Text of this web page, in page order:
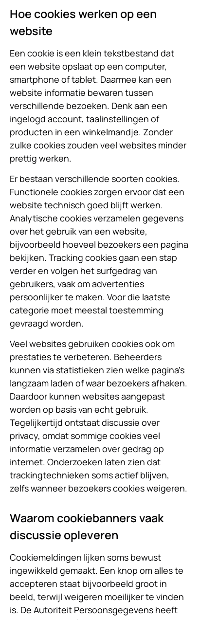
Hoe cookies werken op een
website
Een cookie is een klein tekstbestand dat
een website opslaat op een computer,
smartphone of tablet. Daarmee kan een
website informatie bewaren tussen
verschillende bezoeken. Denk aan een
ingelogd account, taalinstellingen of
producten in een winkelmandje. Zonder
zulke cookies zouden veel websites minder
prettig werken.
Er bestaan verschillende soorten cookies.
Functionele cookies zorgen ervoor dat een
website technisch goed blijft werken.
Analytische cookies verzamelen gegevens
over het gebruik van een website,
bijvoorbeeld hoeveel bezoekers een pagina
bekijken. Tracking cookies gaan een stap
verder en volgen het surfgedrag van
gebruikers, vaak om advertenties
persoonlijker te maken. Voor die laatste
categorie moet meestal toestemming
gevraagd worden.
Veel websites gebruiken cookies ook om
prestaties te verbeteren. Beheerders
kunnen via statistieken zien welke pagina’s
langzaam laden of waar bezoekers afhaken.
Daardoor kunnen websites aangepast
worden op basis van echt gebruik.
Tegelijkertijd ontstaat discussie over
privacy, omdat sommige cookies veel
informatie verzamelen over gedrag op
internet. Onderzoeken laten zien dat
trackingtechnieken soms actief blijven,
zelfs wanneer bezoekers cookies weigeren.
Waarom cookiebanners vaak
discussie opleveren
Cookiemeldingen lijken soms bewust
ingewikkeld gemaakt. Een knop om alles te
accepteren staat bijvoorbeeld groot in
beeld, terwijl weigeren moeilijker te vinden
is. De Autoriteit Persoonsgegevens heeft